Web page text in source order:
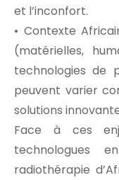
et l’inconfort.
• Contexte
(matérielles,
technologies de
peuvent varier
solutions
Face à ces
technologues
radiothérapie